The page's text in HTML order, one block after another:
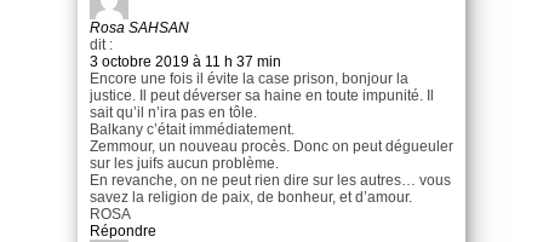
Rosa SAHSAN
dit :
3 octobre 2019 à 11 h 37 min
Encore une fois il évite la case prison, bonjour la
justice. Il peut déverser sa haine en toute impunité. Il
sait qu’il n’ira pas en tôle.
Balkany c’était immédiatement.
Zemmour, un nouveau procès. Donc on peut dégueuler
sur les juifs aucun problème.
En revanche, on ne peut rien dire sur les autres… vous
savez la religion de paix, de bonheur, et d’amour.
ROSA
Répondre